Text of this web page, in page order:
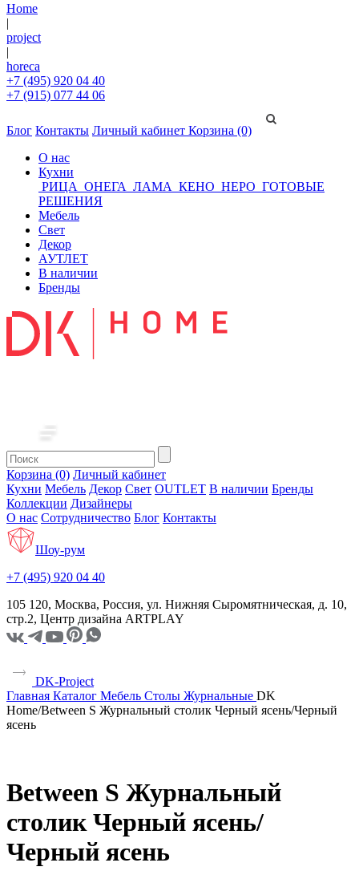
Home
|
project
|
horeca
+7 (495) 920 04 40
+7 (915) 077 44 06
Блог Контакты Личный кабинет Корзина (0)
О нас
Кухни
РИЦА ОНЕГА ЛАМА КЕНО НЕРО ГОТОВЫЕ
РЕШЕНИЯ
Мебель
Свет
Декор
АУТЛЕТ
В наличии
Бренды
Корзина (0) Личный кабинет
Кухни Мебель Декор Свет OUTLET В наличии Бренды
Коллекции Дизайнеры
О нас Сотрудничество Блог Контакты
Шоу-рум
+7 (495) 920 04 40
105 120, Москва, Россия, ул. Нижняя Сыромятническая, д. 10,
стр.2, Центр дизайна ARTPLAY
DK-Project
Главная Каталог Мебель Столы Журнальные DK
Home/Between S Журнальный столик Черный ясень/Черный
ясень
Between S Журнальный
столик Черный ясень/
Черный ясень